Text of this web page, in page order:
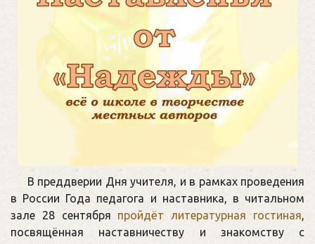
В преддверии Дня учителя, и в рамках проведения
в России Года педагога и наставника, в читальном
зале 28 сентября пройдёт литературная гостиная,
посвящённая наставничеству и знакомству с